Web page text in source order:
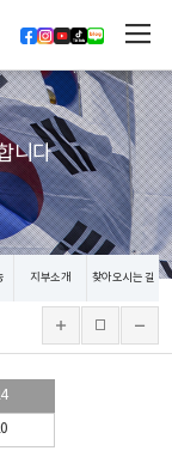
니다
지부소개 찾아오시는 길